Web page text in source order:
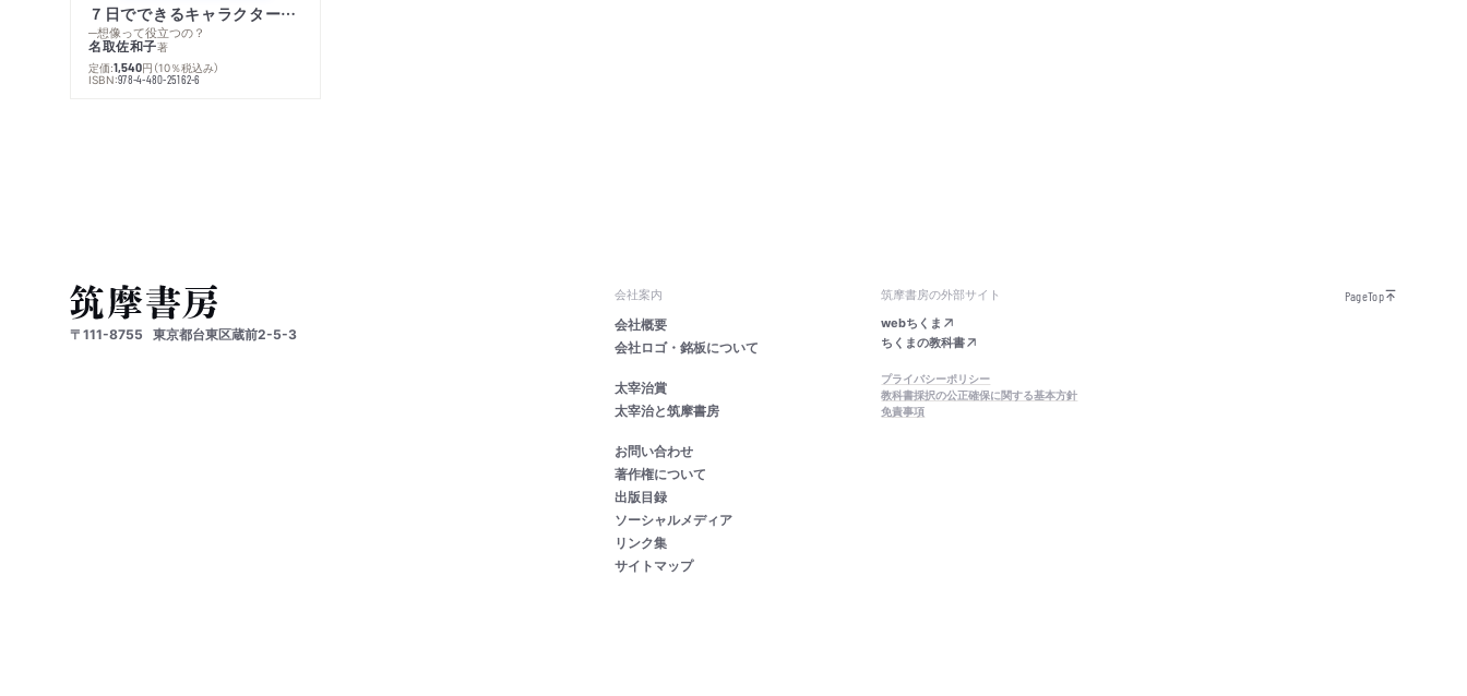
７日でできるキャラクター創作入門
─想像って役立つの？
名取佐和子著
定価:1,540円 （10％税込み）
ISBN:978-4-480-25162-6
〒111-8755 東京都台東区蔵前2-5-3
会社案内
会社概要
会社ロゴ・銘板について
太宰治賞
太宰治と筑摩書房
お問い合わせ
著作権について
出版目録
ソーシャルメディア
リンク集
サイトマップ
筑摩書房の外部サイト
webちくま
ちくまの教科書
プライバシーポリシー
教科書採択の公正確保に関する基本方針
免責事項
PageTop